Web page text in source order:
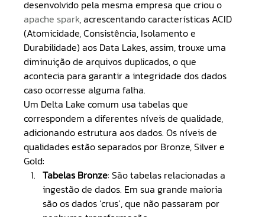
desenvolvido pela mesma empresa que criou o
apache spark, acrescentando características ACID
(Atomicidade, Consistência, Isolamento e
Durabilidade) aos Data Lakes, assim, trouxe uma
diminuição de arquivos duplicados, o que
acontecia para garantir a integridade dos dados
caso ocorresse alguma falha.
Um Delta Lake comum usa tabelas que
correspondem a diferentes níveis de qualidade,
adicionando estrutura aos dados. Os níveis de
qualidades estão separados por Bronze, Silver e
Gold:
Tabelas Bronze: São tabelas relacionadas a
ingestão de dados. Em sua grande maioria
são os dados ‘crus’, que não passaram por